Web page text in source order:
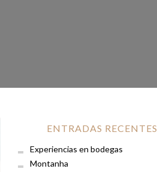
ENTRADAS RECENTES
Experiencias en bodegas
Montanha